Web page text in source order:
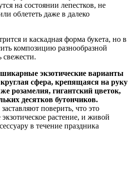
на состоянии лепестков, не
облететь даже в далеко
и каскадная форма букета, но в
композицию разнообразной
свежести.
экзотические варианты
сфера, крепящаяся на руку
розамелия, гигантский цветок,
десятков бутончиков.
поверить, что это
растение, и живой
в течение праздника